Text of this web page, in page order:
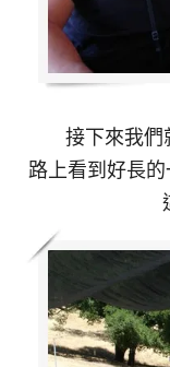
接下來我們
路上看到好長